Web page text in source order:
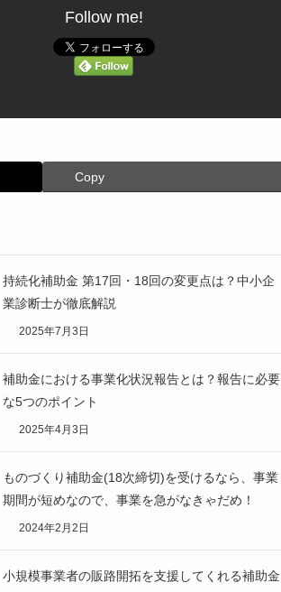
Follow me!
Copy
持続化補助金 第17回・18回の変更点は？中小企
業診断士が徹底解説
2025年7月3日
補助金における事業化状況報告とは？報告に必要
な5つのポイント
2025年4月3日
ものづくり補助金(18次締切)を受けるなら、事業
期間が短めなので、事業を急がなきゃだめ！
2024年2月2日
小規模事業者の販路開拓を支援してくれる補助金